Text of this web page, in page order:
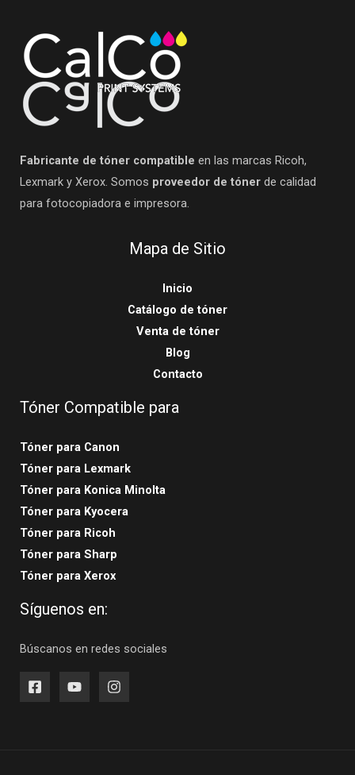
Fabricante de tóner compatible en las marcas Ricoh,
Lexmark y Xerox. Somos proveedor de tóner de calidad
para fotocopiadora e impresora.
Mapa de Sitio
Inicio
Catálogo de tóner
Venta de tóner
Blog
Contacto
Tóner Compatible para
Tóner para Canon
Tóner para Lexmark
Tóner para Konica Minolta
Tóner para Kyocera
Tóner para Ricoh
Tóner para Sharp
Tóner para Xerox
Síguenos en:
Búscanos en redes sociales